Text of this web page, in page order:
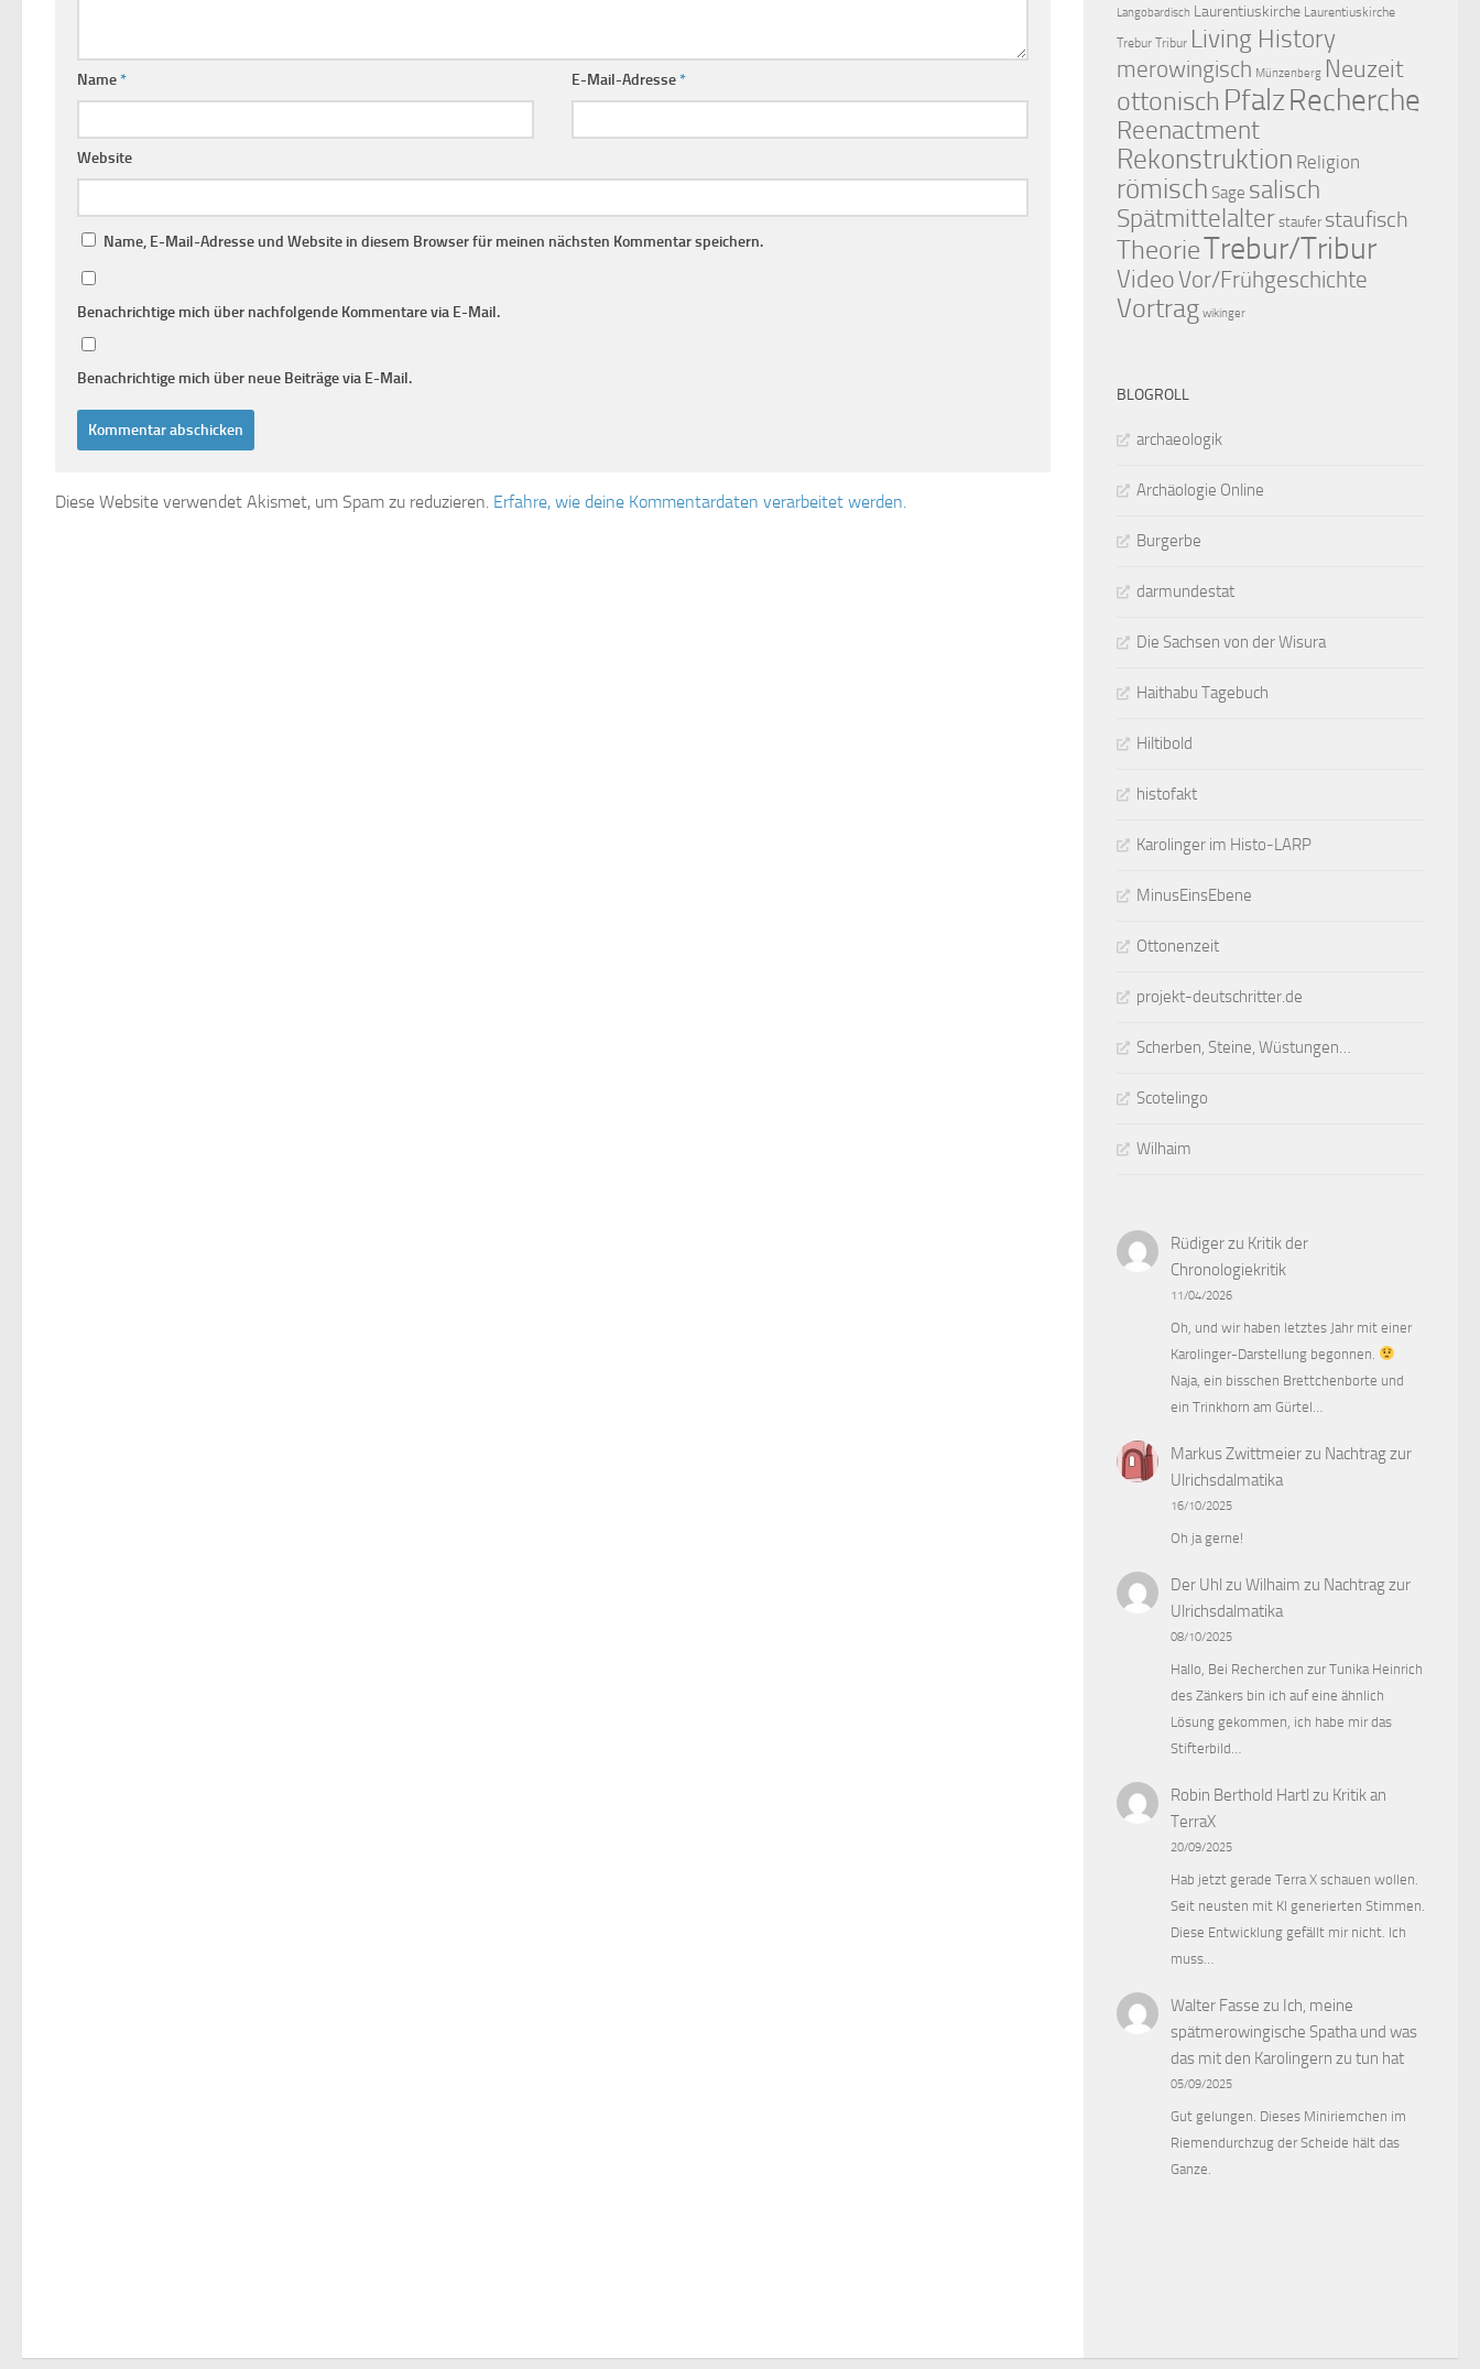
Name* E-Mail-Adresse*
Website
Name, E-Mail-Adresse und Website in diesem Browser für meinen nächsten Kommentar speichern.
Benachrichtige mich über nachfolgende Kommentare via E-Mail.
Benachrichtige mich über neue Beiträge via E-Mail.
Diese Website verwendet Akismet, um Spam zu reduzieren. Erfahre, wie deine Kommentardaten verarbeitet werden.
Langobardisch Laurentiuskirche Laurentiuskirche
Trebur Tribur Living History
merowingisch Münzenberg Neuzeit
ottonisch PfalzRecherche
Reenactment
Rekonstruktion Religion
römisch Sage salisch
Spätmittelalter staufer staufisch
TheorieTrebur/Tribur
VideoVor/Frühgeschichte
Vortrag wikinger
BLOGROLL
archaeologik
Archäologie Online
Burgerbe
darmundestat
Die Sachsen von der Wisura
Haithabu Tagebuch
Hiltibold
histofakt
Karolinger im Histo-LARP
MinusEinsEbene
Ottonenzeit
projekt-deutschritter.de
Scherben, Steine, Wüstungen…
Scotelingo
Wilhaim
Rüdigerzu Kritik der
Chronologiekritik
11/04/2026
Oh, und wir haben letztes Jahr mit einer
Karolinger-Darstellung begonnen.
Naja, ein bisschen Brettchenborte und
ein Trinkhorn am Gürtel…
Markus Zwittmeierzu Nachtrag zur
Ulrichsdalmatika
16/10/2025
Oh ja gerne!
Der Uhl zu Wilhaim zu Nachtrag zur
Ulrichsdalmatika
08/10/2025
Hallo, Bei Recherchen zur Tunika Heinrich
des Zänkers bin ich auf eine ähnlich
Lösung gekommen, ich habe mir das
Stifterbild…
Robin Berthold Hartl zu Kritik an
TerraX
20/09/2025
Hab jetzt gerade Terra X schauen wollen.
Seit neusten mit KI generierten Stimmen.
Diese Entwicklung gefällt mir nicht. Ich
muss…
Walter Fasse zu Ich, meine
spätmerowingische Spatha und was
das mit den Karolingern zu tun hat
05/09/2025
Gut gelungen. Dieses Miniriemchen im
Riemendurchzug der Scheide hält das
Ganze.